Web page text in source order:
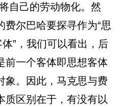
自己的劳动物化。然
尔巴哈要探寻作为“思
”，我们可以看出，后
前一个客体即思想客体
象。因此，马克思与费
质区别在于，有没有以